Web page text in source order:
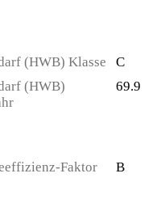
(HWB) Klasse
C
(HWB)
69.9
Faktor B